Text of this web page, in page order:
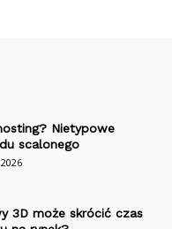
Nietypowe
scalonego
3D może skrócić czas